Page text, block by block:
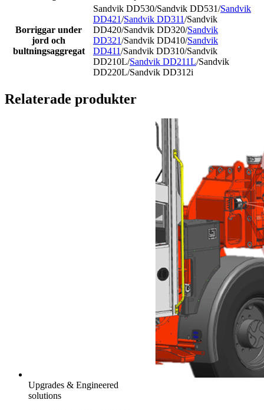
Borriggar under
jord och
bultningsaggregat
Sandvik DD530/Sandvik DD531/Sandvik
DD421/Sandvik DD311/Sandvik
DD420/Sandvik DD320/Sandvik
DD321/Sandvik DD410/Sandvik
DD411/Sandvik DD310/Sandvik
DD210L/Sandvik DD211L/Sandvik
DD220L/Sandvik DD312i
Relaterade produkter
Upgrades & Engineered
solutions